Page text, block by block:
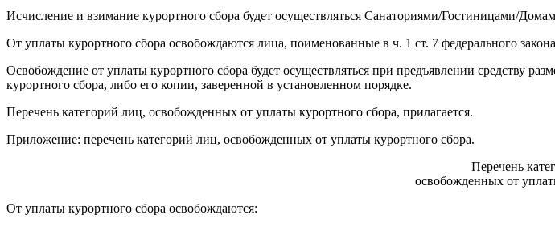
Исчисление и взимание курортного сбора будет осуществляться Санаториями/Гостиницами/
От уплаты курортного сбора освобождаются лица, поименованные в ч. 1 ст. 7 федерального
Освобождение от уплаты курортного сбора будет осуществляться при предъявлении средству
курортного сбора, либо его копии, заверенной в установленном порядке.
Перечень категорий лиц, освобожденных от уплаты курортного сбора, прилагается.
Приложение: перечень категорий лиц, освобожденных от уплаты курортного сбора.
Перечень
освобожденных от
От уплаты курортного сбора освобождаются: